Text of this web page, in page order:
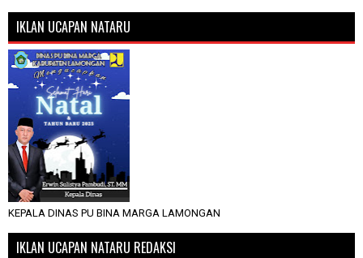
IKLAN UCAPAN NATARU
KEPALA DINAS PU BINA MARGA LAMONGAN
IKLAN UCAPAN NATARU REDAKSI